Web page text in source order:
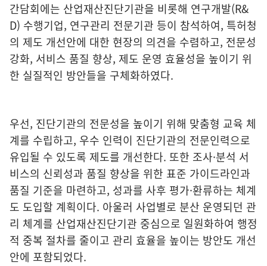
간담회에는 산업재산진단기관을 비롯해 연구개발(R&
D) 수행기업, 연구관리 전문기관 등이 참석하여, 특허청
의 제도 개선안에 대한 현장의 의견을 수렴하고, 전문성
강화, 서비스 품질 향상, 제도 운영 효율성을 높이기 위
한 실질적인 방안들을 구체화하였다.
우선, 진단기관의 전문성을 높이기 위해 맞춤형 교육 체
계를 수립하고, 우수 인력이 진단기관의 전문인력으로
유입될 수 있도록 제도를 개선한다. 또한 조사·분석 서
비스의 신뢰성과 품질 향상을 위한 표준 가이드라인과
품질 기준을 마련하고, 성과를 사후 평가·환류하는 체계
도 도입할 계획이다. 아울러 사업별로 분산 운영되던 관
리 체계를 산업재산진단기관 중심으로 일원화하여 행정
적 중복 절차를 줄이고 관리 효율을 높이는 방안도 개선
안에 포함되었다.